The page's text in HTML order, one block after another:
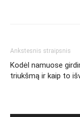
Ankstesnis straipsnis
Kodėl namuose
triukšmą ir kaip to